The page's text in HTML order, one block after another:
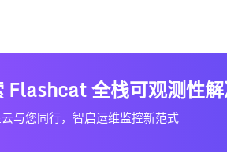
Flashcat 全栈可观测性
与您同行，智启运维监控新范式